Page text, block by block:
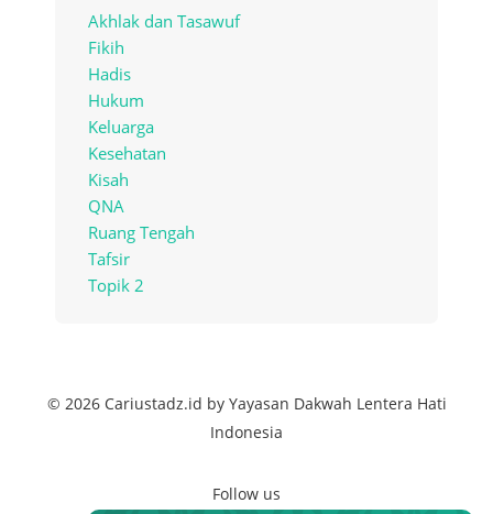
Akhlak dan Tasawuf
Fikih
Hadis
Hukum
Keluarga
Kesehatan
Kisah
QNA
Ruang Tengah
Tafsir
Topik 2
© 2026 Cariustadz.id by Yayasan Dakwah Lentera Hati
Indonesia
Follow us